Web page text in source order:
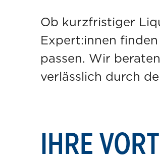
Ob kurzfristiger
Expert:innen
passen. Wir
verlässlich durch
IHRE